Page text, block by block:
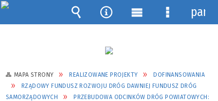
MAPA STRONY REALIZOWANE PROJEKTY
DOFINANSOWANIA
RZĄDOWY FUNDUSZ ROZWOJU DRÓG DAWNIEJ FUNDUSZ DRÓG
SAMORZĄDOWYCH
PRZEBUDOWA ODCINKÓW DRÓG POWIATOWYCH:
Wyszukiwarka
Narzędzia
Menu Menu
panel